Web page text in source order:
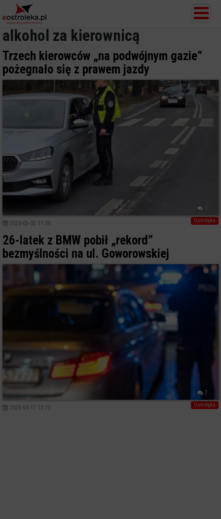
alkohol za kierownicą
Trzech kierowców „na podwójnym gazie”
pożegnało się z prawem jazdy
1
Ostrołęka
2026-05-05 11:06
26-latek z BMW pobił „rekord”
bezmyślności na ul. Goworowskiej
7
Ostrołęka
2026-04-17 13:13